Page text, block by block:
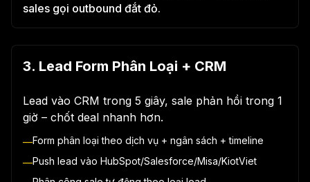
sales gọi outbound đắt đỏ.
3. Lead Form Phân Loại + CRM
Lead vào CRM trong 5 giây, sale phản hồi trong 1
giờ – chốt deal nhanh hơn.
—Form phân loại theo dịch vụ + ngân sách + timeline
—Push lead vào HubSpot/Salesforce/Misa/KiotViet